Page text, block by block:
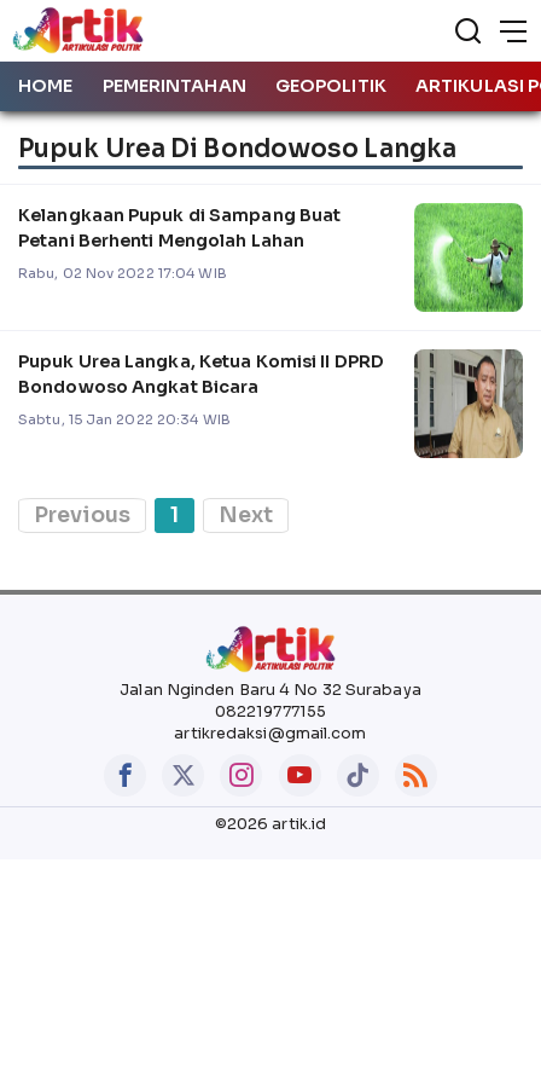
HOME PEMERINTAHAN GEOPOLITIK ARTIKULASI
Pupuk Urea Di Bondowoso Langka
Kelangkaan Pupuk di Sampang Buat
Petani Berhenti Mengolah Lahan
Rabu, 02 Nov 2022 17:04 WIB
Pupuk Urea Langka, Ketua Komisi II DPRD
Bondowoso Angkat Bicara
Sabtu, 15 Jan 2022 20:34 WIB
Previous 1 Next
Jalan Nginden Baru 4 No 32 Surabaya
082219777155
artikredaksi@gmail.com
©2026 artik.id